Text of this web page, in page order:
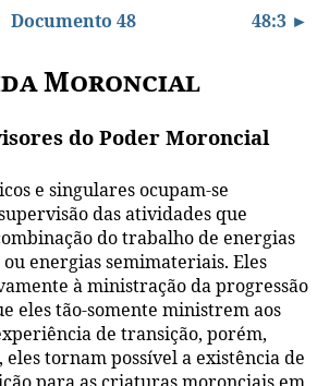
Documento 48 48:3 ►
Moroncial
do Poder Moroncial
e singulares ocupam-se
das atividades que
do trabalho de energias
energias semimateriais. Eles
à ministração da progressão
eles tão-somente ministrem aos
de transição, porém,
tornam possível a existência de